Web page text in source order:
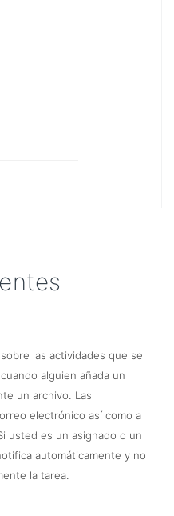
las actividades que se
alguien añada un
un archivo. Las
electrónico así como a
usted es un asignado o un
automáticamente y no
la tarea.